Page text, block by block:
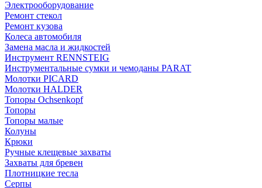
Электрооборудование
Ремонт стекол
Ремонт кузова
Колеса автомобиля
Замена масла и жидкостей
Инструмент RENNSTEIG
Инструментальные сумки и чемоданы PARAT
Молотки PICARD
Молотки HALDER
Топоры Ochsenkopf
Топоры
Топоры малые
Колуны
Крюки
Ручные клещевые захваты
Захваты для бревен
Плотницкие тесла
Серпы